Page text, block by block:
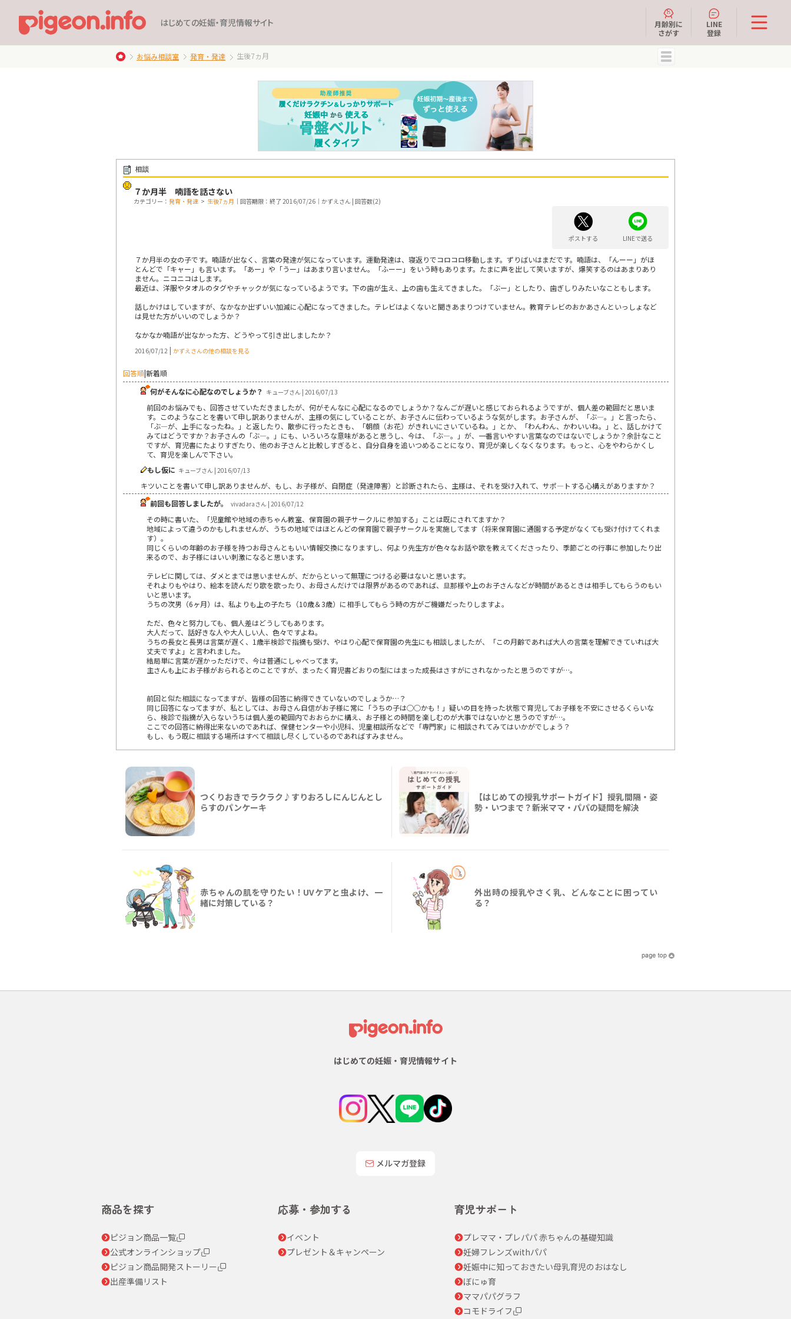
はじめての妊娠・育児情報サイト
月齢別に
さがす
LINE
登録
お悩み相談室 発育・発達 生後7ヵ月
相談
７か月半 喃語を話さない
カテゴリー： 発育・発達 > 生後7ヵ月 ｜回答期限：終了 2016/07/26｜かずえさん | 回答数(2)
ポストする LINEで送る
７か月半の女の子です。喃語が出なく、言葉の発達が気になっています。運動発達は、寝返りでコロコロ移動します。ずりばいはまだです。喃語は、「んーー」がほ
とんどで「キャー」も言います。「あー」や「うー」はあまり言いません。「ふーー」をいう時もあります。たまに声を出して笑いますが、爆笑するのはあまりあり
ません。ニコニコはします。
最近は、洋服やタオルのタグやチャックが気になっているようです。下の歯が生え、上の歯も生えてきました。「ぶー」としたり、歯ぎしりみたいなこともします。
話しかけはしていますが、なかなか出ずいい加減に心配になってきました。テレビはよくないと聞きあまりつけていません。教育テレビのおかあさんといっしょなど
は見せた方がいいのでしょうか？
なかなか喃語が出なかった方、どうやって引き出しましたか？
2016/07/12 | かずえさんの他の相談を見る
回答順|新着順
何がそんなに心配なのでしょうか？ キューブさん | 2016/07/13
前回のお悩みでも、回答させていただきましたが、何がそんなに心配になるのでしょうか？なんごが遅いと感じておられるようですが、個人差の範囲だと思いま
す。このようなことを書いて申し訳ありませんが、主様の気にしていることが、お子さんに伝わっているような気がします。お子さんが、「ぶ―。」と言ったら、
「ぶ―が、上手になったね。」と返したり、散歩に行ったときも、「朝顔（お花）がきれいにさいているね。」とか、「わんわん、かわいいね。」と、話しかけて
みてはどうですか？お子さんの「ぶ―。」にも、いろいろな意味があると思うし、今は、「ぶ―。」が、一番言いやすい言葉なのではないでしょうか？余計なこと
ですが、育児書にたよりすぎたり、他のお子さんと比較しすぎると、自分自身を追いつめることになり、育児が楽しくなくなります。もっと、心をやわらかくし
て、育児を楽しんで下さい。
もし仮に キューブさん | 2016/07/13
キツいことを書いて申し訳ありませんが、もし、お子様が、自閉症（発達障害）と診断されたら、主様は、それを受け入れて、サポ―トする心構えがありますか？
前回も回答しましたが。
vivadaraさん | 2016/07/12
その時に書いた、「児童館や地域の赤ちゃん教室、保育園の親子サークルに参加する」ことは既にされてますか？
地域によって違うのかもしれませんが、うちの地域ではほとんどの保育園で親子サークルを実施してます（将来保育園に通園する予定がなくても受け付けてくれま
す）。
同じくらいの年齢のお子様を持つお母さんともいい情報交換になりますし、何より先生方が色々なお話や歌を教えてくださったり、季節ごとの行事に参加したり出
来るので、お子様にはいい刺激になると思います。
テレビに関しては、ダメとまでは思いませんが、だからといって無理につける必要はないと思います。
それよりもやはり、絵本を読んだり歌を歌ったり、お母さんだけでは限界があるのであれば、旦那様や上のお子さんなどが時間があるときは相手してもらうのもい
いと思います。
うちの次男（6ヶ月）は、私よりも上の子たち（10歳＆3歳）に相手してもらう時の方がご機嫌だったりしますよ。
ただ、色々と努力しても、個人差はどうしてもあります。
大人だって、話好きな人や大人しい人、色々ですよね。
うちの長女と長男は言葉が遅く、1歳半検診で指摘も受け、やはり心配で保育園の先生にも相談しましたが、「この月齢であれば大人の言葉を理解できていれば大
丈夫ですよ」と言われました。
結局単に言葉が遅かっただけで、今は普通にしゃべってます。
主さんも上にお子様がおられるとのことですが、まったく育児書どおりの型にはまった成長はさすがにされなかったと思うのですが…。
前回と似た相談になってますが、皆様の回答に納得できていないのでしょうか…？
同じ回答になってますが、私としては、お母さん自信がお子様に常に「うちの子は○○かも！」疑いの目を持った状態で育児してお子様を不安にさせるくらいな
ら、検診で指摘が入らないうちは個人差の範囲内でおおらかに構え、お子様との時間を楽しむのが大事ではないかと思うのですが…。
ここでの回答に納得出来ないのであれば、保健センターや小児科、児童相談所などで「専門家」に相談されてみてはいかがでしょう？
もし、もう既に相談する場所はすべて相談し尽くしているのであればすみません。
つくりおきでラクラク♪すりおろしにんじんとし
らすのパンケーキ
【はじめての授乳サポートガイド】授乳間隔・姿
勢・いつまで？新米ママ・パパの疑問を解決
赤ちゃんの肌を守りたい！UVケアと虫よけ、一
緒に対策している？
外出時の授乳やさく乳、どんなことに困ってい
る？
はじめての妊娠・育児情報サイト
メルマガ登録
商品を探す
ピジョン商品一覧
公式オンラインショップ
ピジョン商品開発ストーリー
出産準備リスト
応募・参加する
イベント
プレゼント＆キャンペーン
育児サポート
プレママ・プレパパ 赤ちゃんの基礎知識
妊婦フレンズwithパパ
妊娠中に知っておきたい母乳育児のおはなし
ぼにゅ育
ママパパグラフ
コモドライフ